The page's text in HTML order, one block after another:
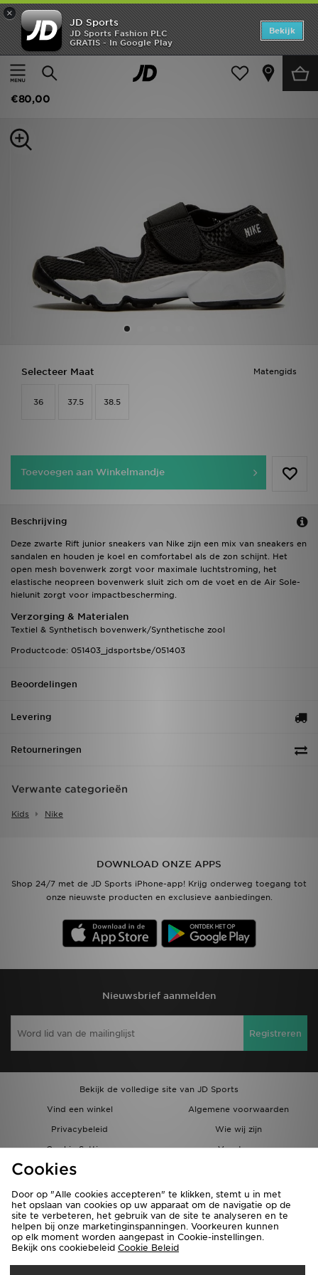
×
JD Sports
JD Sports Fashion PLC
GRATIS - In Google Play
Bekijk
Thuis
Kids
Nike Rift Junior
€80,00
Matengids
Selecteer Maat
36 37.5 38.5
Toevoegen aan Winkelmandje
Beschrijving
Deze zwarte Rift junior sneakers van Nike zijn een mix van sneakers en
sandalen en houden je koel en comfortabel als de zon schijnt. Het
open mesh bovenwerk zorgt voor maximale luchtstroming, het
elastische neopreen bovenwerk sluit zich om de voet en de Air Sole-
hielunit zorgt voor impactbescherming.
Verzorging & Materialen
Textiel & Synthetisch bovenwerk/Synthetische zool
Productcode: 051403_jdsportsbe/051403
Beoordelingen
Levering
Retourneringen
Verwante categorieën
Kids Nike
DOWNLOAD ONZE APPS
Shop 24/7 met de JD Sports iPhone-app! Krijg onderweg toegang tot
onze nieuwste producten en exclusieve aanbiedingen.
Nieuwsbrief aanmelden
Registreren
Bekijk de volledige site van JD Sports
Vind een winkel
Algemene voorwaarden
Privacybeleid
Wie wij zijn
Cookie Settings
Vacatures
Bestellingen en Levering
Verzenden Naar
Home
Offers
Dames
Sports
Cookies
Door op "Alle cookies accepteren" te klikken, stemt u in met
het opslaan van cookies op uw apparaat om de navigatie op de
site te verbeteren, het gebruik van de site te analyseren en te
helpen bij onze marketinginspanningen. Voorkeuren kunnen
op elk moment worden aangepast in Cookie-instellingen.
Bekijk ons cookiebeleid Cookie Beleid